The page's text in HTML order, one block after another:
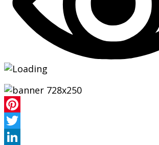
Pinterest
Twitter